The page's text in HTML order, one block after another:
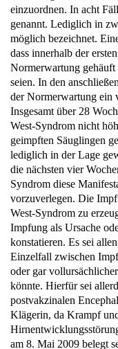
genannt. Lediglich in
möglich bezeichnet.
dass innerhalb der
Normerwartung gehäuft
seien. In den
der Normerwartung ein
Insgesamt über 28
West-Syndrom nicht
geimpften Säuglingen
lediglich in der Lage
die nächsten vier
Syndrom diese
vorzuverlegen. Die
West-Syndrom zu
Impfung als Ursache
konstatieren. Es sei
Einzelfall zwischen
oder gar
könnte. Hierfür sei
postvakzinalen
Klägerin, da Krampf
am 8. Mai 2009 belegt
Anfallsleiden und seine